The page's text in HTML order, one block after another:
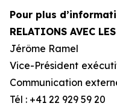
Pour plus
RELATIONS AVEC
Jérôme Ramel
Vice-Président
Communication
Tél : +41 22 929 59 20